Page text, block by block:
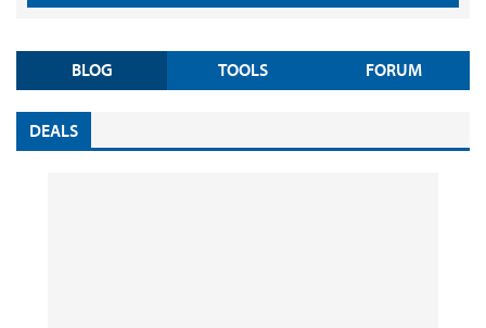
BLOG TOOLS FORUM
DEALS